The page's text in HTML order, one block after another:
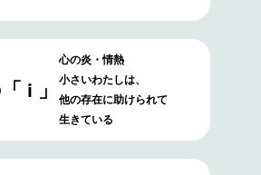
i 」
心の炎・情熱
小さいわたしは、
他の存在に助けられて
生きている